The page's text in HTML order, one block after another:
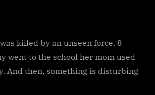
killed by an unseen force. 8
went to the school her mom used
And then, something is disturbing